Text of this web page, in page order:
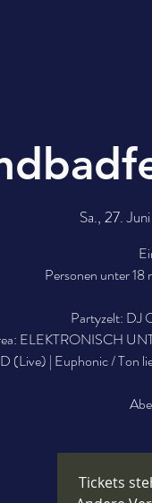
Sa., 27. Juni
Personen unter
Partyzelt: DJ
ELEKTRONISCH
(Live) | Euphonic / Ton
Tickets